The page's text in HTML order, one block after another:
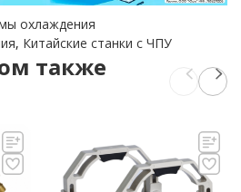
охлаждения
, Китайские станки с ЧПУ
также